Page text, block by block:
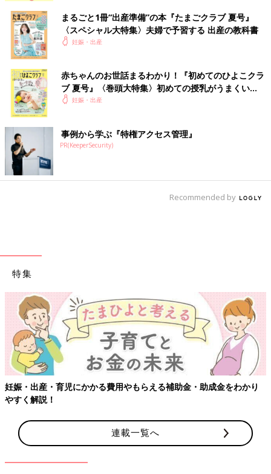
まるごと1冊“出産準備”の本『たまごクラブ 夏号』
〈スペシャル大特集〉夫婦で予習する 出産の教科書
妊娠・出産
赤ちゃんのお世話まるわかり！『初めてのひよこクラ
ブ 夏号』〈巻頭大特集〉初めての授乳がうまくい
く！ おっぱい・ミルクの基本と夏のトラブル 解決テ
妊娠・出産
事例から学ぶ『特権アクセス管理』
PR(KeeperSecurity)
Recommended by
特集
妊娠・出産・育児にかかる費用やもらえる補助金・助成金をわかり
やすく解説！
連載一覧へ